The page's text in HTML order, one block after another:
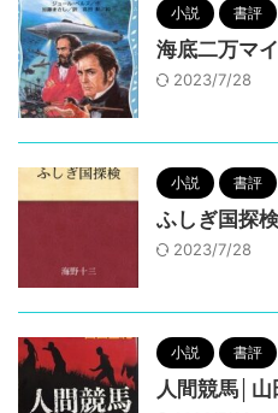
小説 書評
海底二万マ
2023/7/28
小説 書評
ふしぎ国探
2023/7/28
小説 書評
人間競馬│山